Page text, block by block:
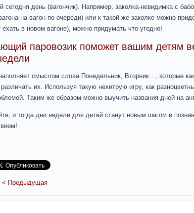
сегодня день (вагончик). Например, заколка-невидимка с
на вагон по очереди) или к такой же заколке можно
в новом вагоне), можно придумать что угодно!
паровозик поможет вашим детям
смыслом слова Понедельник, Вторник…, которые
их. Используя такую нехитрую игру, как
Таким же образом можно выучить названия дней на
и тогда дни недели для детей станут новым шагом в
< Предыдущая